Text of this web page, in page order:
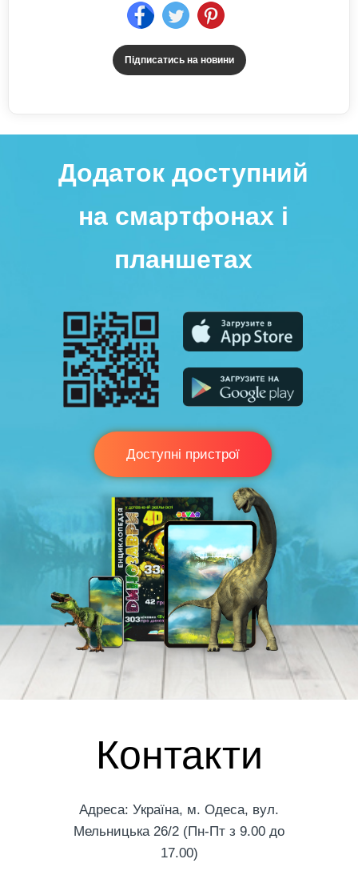
Підписатись на новини
Додаток доступний
на смартфонах і
планшетах
Доступні пристрої
Контакти
Адреса: Україна, м. Одеса, вул.
Мельницька 26/2 (Пн-Пт з 9.00 до
17.00)